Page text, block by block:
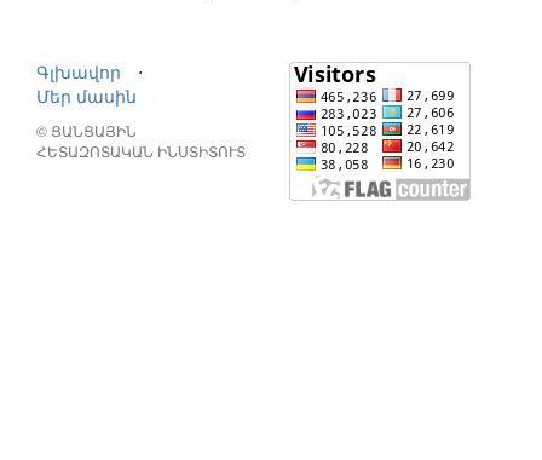
Գլխավոր
⋅
Մեր մասին
© ՑԱՆՑԱՅԻՆ
ՀԵՏԱԶՈՏԱԿԱՆ ԻՆՍՏԻՏՈՒՏ